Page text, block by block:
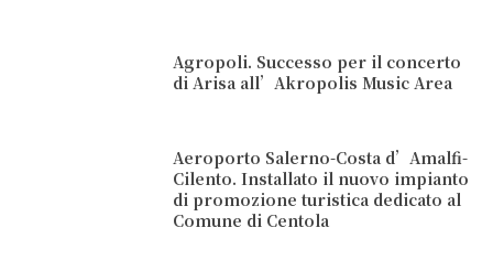
Agropoli. Successo per il concerto
di Arisa all’Akropolis Music Area
Aeroporto Salerno-Costa d’Amalfi-
Cilento. Installato il nuovo impianto
di promozione turistica dedicato al
Comune di Centola